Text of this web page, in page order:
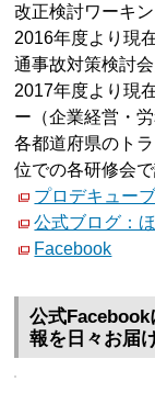
改正検討ワーキ
2016年度より現
通事故対策検討
2017年度より現
ー（企業経営・労
各都道府県のト
位での各研修会で
プロデキューブ
公式ブログ：
Facebook
公式Facebook
報を日々お届